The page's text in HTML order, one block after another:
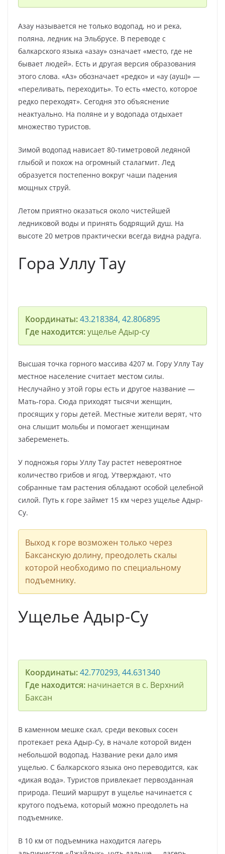
Азау называется не только водопад, но и река,
поляна, ледник на Эльбрусе. В переводе с
балкарского языка «азау» означает «место, где не
бывает людей». Есть и другая версия образования
этого слова. «Аз» обозначает «редко» и «ау (ауш)» —
«переливать, переходить». То есть «место, которое
редко переходят». Сегодня это объяснение
неактуально. На поляне и у водопада отдыхает
множество туристов.
Зимой водопад нависает 80-тиметровой ледяной
глыбой и похож на огромный сталагмит. Лед
образуется постепенно вокруг чаши падения
мощных струй.
Летом приятно оказаться около чистейшей
ледниковой воды и принять бодрящий душ. На
высоте 20 метров практически всегда видна радуга.
Гора Уллу Тау
Координаты:43.218384, 42.806895
Где находится:ущелье Адыр-су
Высшая точка горного массива 4207 м. Гору Уллу Тау
местное население считает местом силы.
Неслучайно у этой горы есть и другое название —
Мать-гора. Сюда приходят тысячи женщин,
просящих у горы детей. Местные жители верят, что
она слышит мольбы и помогает женщинам
забеременеть.
У подножья горы Уллу Тау растет невероятное
количество грибов и ягод. Утверждают, что
собранные там растения обладают особой целебной
силой. Путь к горе займет 15 км через ущелье Адыр-
Су.
Выход к горе возможен только через
Баксанскую долину, преодолеть скалы
которой необходимо по специальному
подъемнику.
Ущелье Адыр-Су
Координаты:42.770293, 44.631340
Где находится:начинается в с. Верхний
Баксан
В каменном мешке скал, среди вековых сосен
протекает река Адыр-Су, в начале которой виден
небольшой водопад. Название реки дало имя
ущелью. С балкарского языка оно переводится, как
«дикая вода». Туристов привлекает первозданная
природа. Пеший маршрут в ущелье начинается с
крутого подъема, который можно преодолеть на
подъемнике.
В 10 км от подъемника находится лагерь